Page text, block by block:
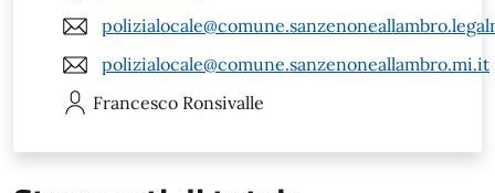
polizialocale@comune.sanzenoneallambro.mi.it
Francesco Ronsivalle